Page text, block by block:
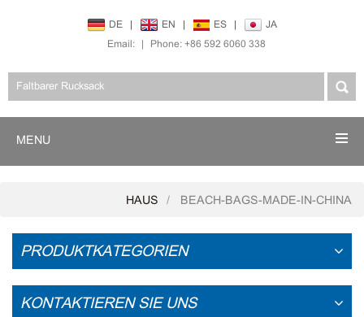
DE | EN | ES |
JA
Email: | Phone: +86 592 6060 338
MENU
HAUS BEACH-BAGS-MADE-IN-CHINA
PRODUKTKATEGORIEN
KONTAKTIEREN SIE UNS